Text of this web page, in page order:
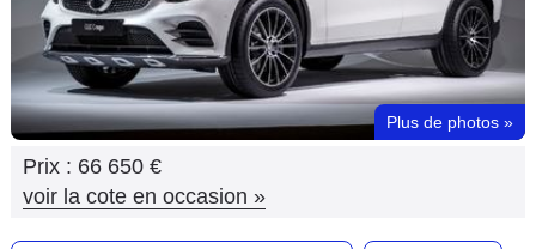
Services
Forum
Moto
Marques
Plus de photos »
Prix : 66 650 €
voir la cote en occasion »